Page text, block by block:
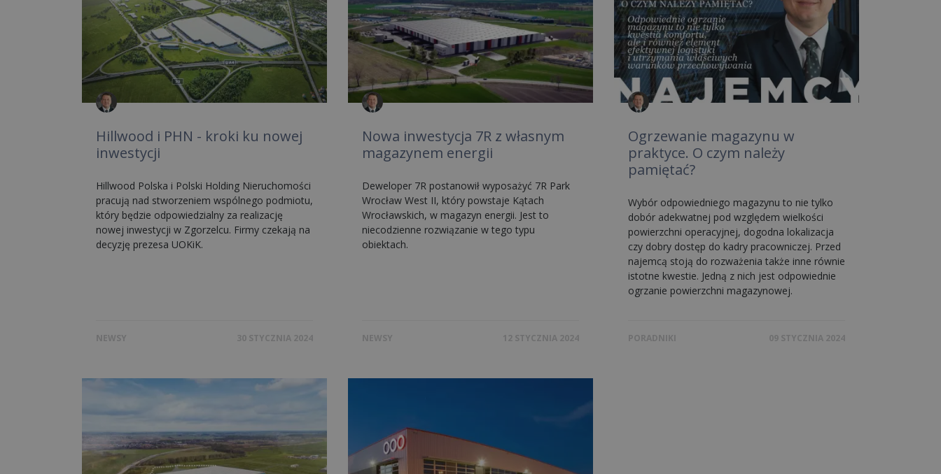
Hillwood i PHN - kroki ku nowej
inwestycji
Hillwood Polska i Polski Holding Nieruchomości
pracują nad stworzeniem wspólnego podmiotu,
który będzie odpowiedzialny za realizację
nowej inwestycji w Zgorzelcu. Firmy czekają na
decyzję prezesa UOKiK.
NEWSY 30 STYCZNIA 2024
Nowa inwestycja 7R z własnym
magazynem energii
Deweloper 7R postanowił wyposażyć 7R Park
Wrocław West II, który powstaje Kątach
Wrocławskich, w magazyn energii. Jest to
niecodzienne rozwiązanie w tego typu
obiektach.
NEWSY 12 STYCZNIA 2024
Ogrzewanie magazynu w
praktyce. O czym należy
pamiętać?
Wybór odpowiedniego magazynu to nie tylko
dobór adekwatnej pod względem wielkości
powierzchni operacyjnej, dogodna lokalizacja
czy dobry dostęp do kadry pracowniczej. Przed
najemcą stoją do rozważenia także inne równie
istotne kwestie. Jedną z nich jest odpowiednie
ogrzanie powierzchni magazynowej.
PORADNIKI 09 STYCZNIA 2024